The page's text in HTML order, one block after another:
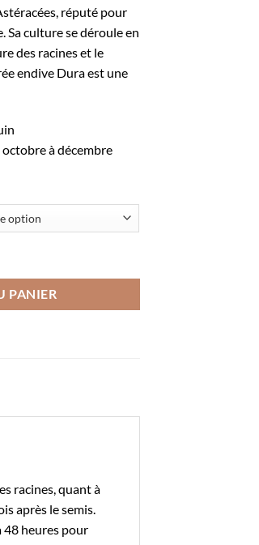
réputé pour
Sa culture se déroule en
des racines et le
endive Dura est une
octobre à décembre
PANIER
racines, quant à
après le semis.
48 heures pour